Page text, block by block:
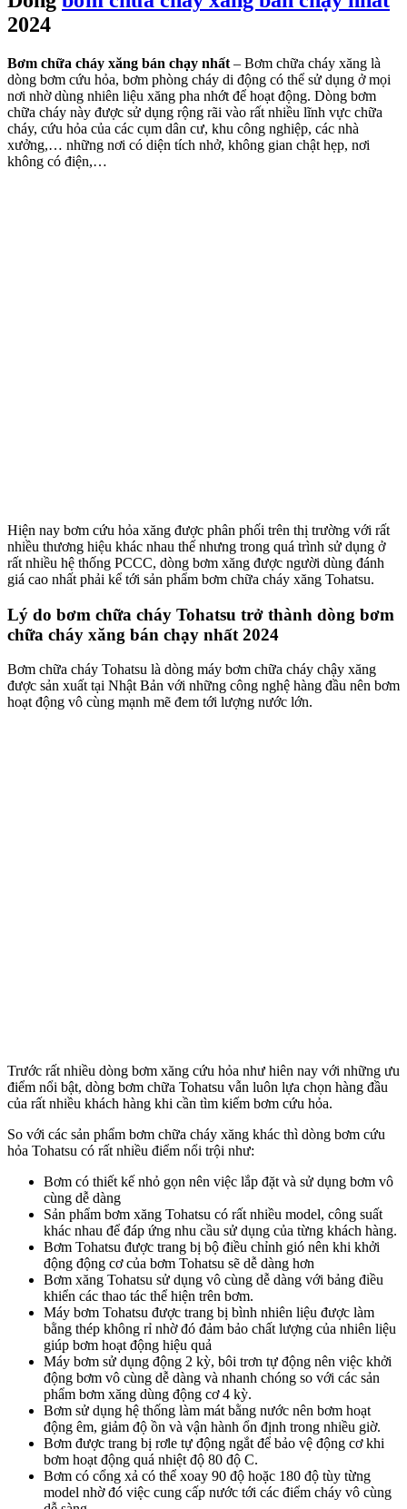
2024
Bơm chữa cháy xăng bán chạy nhất – Bơm chữa cháy xăng là
dòng bơm cứu hỏa, bơm phòng cháy di động có thể sử dụng ở mọi
nơi nhờ dùng nhiên liệu xăng pha nhớt để hoạt động. Dòng bơm
chữa cháy này được sử dụng rộng rãi vào rất nhiều lĩnh vực chữa
cháy, cứu hỏa của các cụm dân cư, khu công nghiệp, các nhà
xưởng,… những nơi có diện tích nhở, không gian chật hẹp, nơi
không có điện,…
Hiện nay bơm cứu hỏa xăng được phân phối trên thị trường với rất
nhiều thương hiệu khác nhau thế nhưng trong quá trình sử dụng ở
rất nhiều hệ thống PCCC, dòng bơm xăng được người dùng đánh
giá cao nhất phải kể tới sản phẩm bơm chữa cháy xăng Tohatsu.
Lý do bơm chữa cháy Tohatsu trở thành dòng bơm
chữa cháy xăng bán chạy nhất 2024
Bơm chữa cháy Tohatsu là dòng máy bơm chữa cháy chậy xăng
được sản xuất tại Nhật Bản với những công nghệ hàng đầu nên bơm
hoạt động vô cùng mạnh mẽ đem tới lượng nước lớn.
Trước rất nhiều dòng bơm xăng cứu hỏa như hiên nay với những ưu
điểm nổi bật, dòng bơm chữa Tohatsu vẫn luôn lựa chọn hàng đầu
của rất nhiều khách hàng khi cần tìm kiếm bơm cứu hỏa.
So với các sản phẩm bơm chữa cháy xăng khác thì dòng bơm cứu
hỏa Tohatsu có rất nhiều điểm nổi trội như:
Bơm có thiết kế nhỏ gọn nên việc lắp đặt và sử dụng bơm vô
cùng dễ dàng
Sản phẩm bơm xăng Tohatsu có rất nhiều model, công suất
khác nhau để đáp ứng nhu cầu sử dụng của từng khách hàng.
Bơm Tohatsu được trang bị bộ điều chỉnh gió nên khi khởi
động động cơ của bơm Tohatsu sẽ dễ dàng hơn
Bơm xăng Tohatsu sử dụng vô cùng dễ dàng với bảng điều
khiển các thao tác thể hiện trên bơm.
Máy bơm Tohatsu được trang bị bình nhiên liệu được làm
bằng thép không rỉ nhờ đó đảm bảo chất lượng của nhiên liệu
giúp bơm hoạt động hiệu quả
Máy bơm sử dụng động 2 kỳ, bôi trơn tự động nên việc khởi
động bơm vô cùng dễ dàng và nhanh chóng so với các sản
phẩm bơm xăng dùng động cơ 4 kỳ.
Bơm sử dụng hệ thống làm mát bằng nước nên bơm hoạt
động êm, giảm độ ồn và vận hành ổn định trong nhiều giờ.
Bơm được trang bị rơle tự động ngắt để bảo vệ động cơ khi
bơm hoạt động quá nhiệt độ 80 độ C.
Bơm có cổng xả có thể xoay 90 độ hoặc 180 độ tùy từng
model nhờ đó việc cung cấp nước tới các điểm cháy vô cùng